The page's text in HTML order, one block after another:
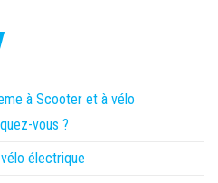
à Scooter et à vélo
vous ?
électrique